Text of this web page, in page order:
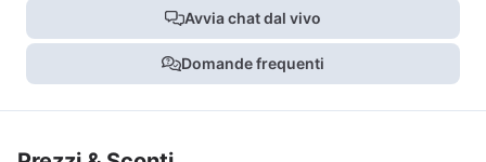
Avvia chat dal vivo
Domande frequenti